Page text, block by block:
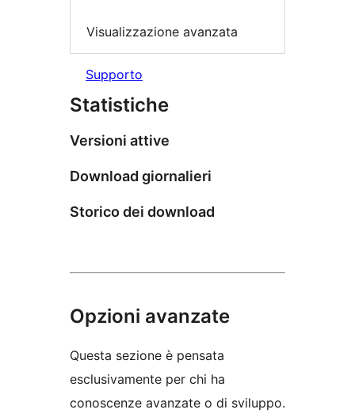
Visualizzazione avanzata
Supporto
Statistiche
Versioni attive
Download giornalieri
Storico dei download
Opzioni avanzate
Questa sezione è pensata
esclusivamente per chi ha
conoscenze avanzate o di sviluppo.